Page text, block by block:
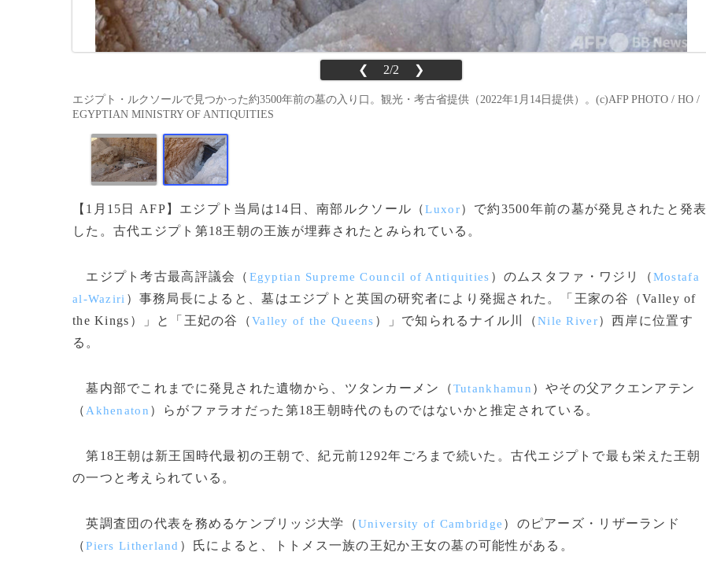
❮ 2/2 ❯
エジプト・ルクソールで見つかった約3500年前の墓の入り口。観光・考古省提供（2022年1月14日提供）。(c)AFP PHOTO / HO /
EGYPTIAN MINISTRY OF ANTIQUITIES
【1月15日 AFP】エジプト当局は14日、南部ルクソール（Luxor）で約3500年前の墓が発見されたと発表
した。古代エジプト第18王朝の王族が埋葬されたとみられている。
エジプト考古最高評議会（ Egyptian Supreme Council of Antiquities ）のムスタファ・ワジリ（Mostafa
al-Waziri ）事務局長によると、墓はエジプトと英国の研究者により発掘された。「王家の谷（Valley of
the Kings）」と「王妃の谷（Valley of the Queens ）」で知られるナイル川（Nile River）西岸に位置す
る。
墓内部でこれまでに発見された遺物から、ツタンカーメン（Tutankhamun ）やその父アクエンアテン
（ Akhenaton ）らがファラオだった第18王朝時代のものではないかと推定されている。
第18王朝は新王国時代最初の王朝で、紀元前1292年ごろまで続いた。古代エジプトで最も栄えた王朝
の一つと考えられている。
英調査団の代表を務めるケンブリッジ大学（University of Cambridge ）のピアーズ・リザーランド
（Piers Litherland ）氏によると、トトメス一族の王妃か王女の墓の可能性がある。